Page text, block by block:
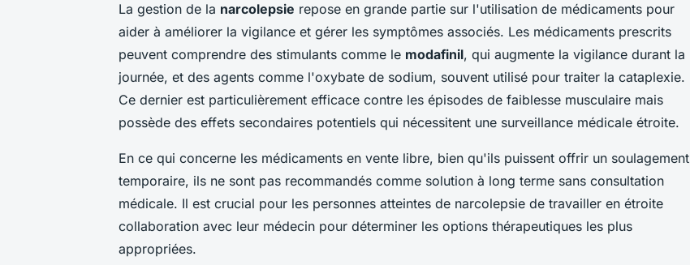
La gestion de la narcolepsie repose en grande partie sur l'utilisation de médicaments pour
aider à améliorer la vigilance et gérer les symptômes associés. Les médicaments prescrits
peuvent comprendre des stimulants comme le modafinil, qui augmente la vigilance durant la
journée, et des agents comme l'oxybate de sodium, souvent utilisé pour traiter la cataplexie.
Ce dernier est particulièrement efficace contre les épisodes de faiblesse musculaire mais
possède des effets secondaires potentiels qui nécessitent une surveillance médicale étroite.
En ce qui concerne les médicaments en vente libre, bien qu'ils puissent offrir un soulagement
temporaire, ils ne sont pas recommandés comme solution à long terme sans consultation
médicale. Il est crucial pour les personnes atteintes de narcolepsie de travailler en étroite
collaboration avec leur médecin pour déterminer les options thérapeutiques les plus
appropriées.